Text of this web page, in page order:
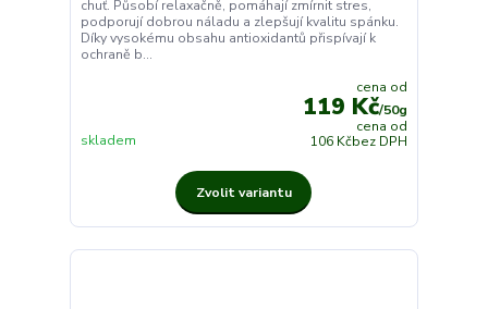
chuť. Působí relaxačně, pomáhají zmírnit stres,
podporují dobrou náladu a zlepšují kvalitu spánku.
Díky vysokému obsahu antioxidantů přispívají k
ochraně b...
cena od
119 Kč/50g
cena od
106 Kčbez DPH
skladem
Zvolit variantu